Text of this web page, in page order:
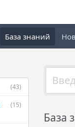
База знаний
(43)
(15)
База